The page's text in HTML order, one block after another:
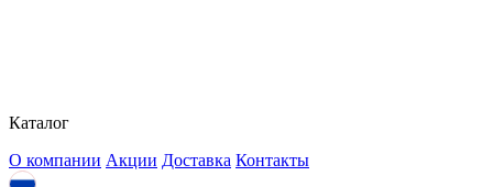
Каталог
О компании Акции Доставка Контакты